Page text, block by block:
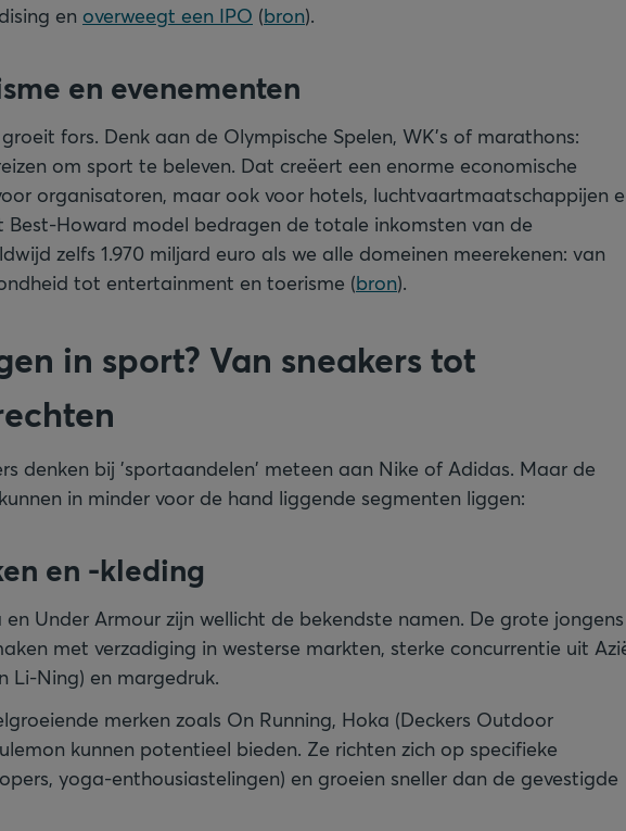
en overweegt een IPO (bron).
en evenementen
fors. Denk aan de Olympische Spelen, WK’s of marathons:
om sport te beleven. Dat creëert een enorme economische
organisatoren, maar ook voor hotels, luchtvaartmaatschappijen
Best-Howard model bedragen de totale inkomsten van de
zelfs 1.970 miljard euro als we alle domeinen meerekenen: van
tot entertainment en toerisme (bron).
in sport? Van sneakers tot
denken bij 'sportaandelen' meteen aan Nike of Adidas. Maar de
in minder voor de hand liggende segmenten liggen:
en -kleding
en Under Armour zijn wellicht de bekendste namen. De grote jongens
met verzadiging in westerse markten, sterke concurrentie uit
Li-Ning) en margedruk.
merken zoals On Running, Hoka (Deckers Outdoor
kunnen potentieel bieden. Ze richten zich op specifieke
yoga-enthousiastelingen) en groeien sneller dan de gevestigde